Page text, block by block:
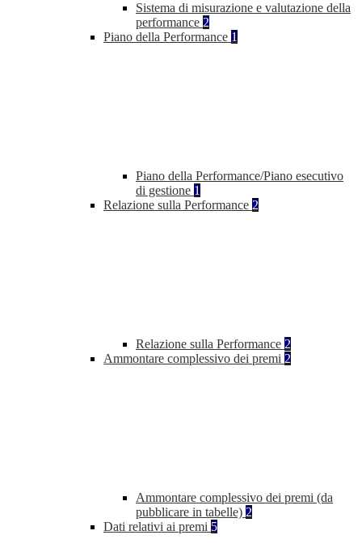
Sistema di misurazione e valutazione della
performance 2
Piano della Performance 1
Piano della Performance/Piano esecutivo
di gestione 1
Relazione sulla Performance 2
Relazione sulla Performance 2
Ammontare complessivo dei premi 2
Ammontare complessivo dei premi (da
pubblicare in tabelle) 2
Dati relativi ai premi 5